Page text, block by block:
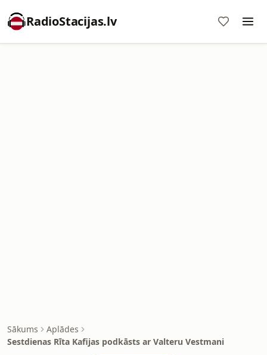
RadioStacijas.lv
Sākums
Aplādes
Sestdienas Rīta Kafijas podkāsts ar Valteru Vestmani